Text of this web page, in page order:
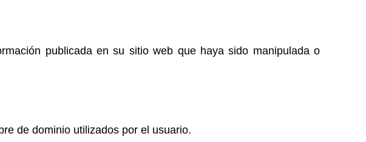
publicada en su sitio web que haya sido manipulada o
de dominio utilizados por el usuario.